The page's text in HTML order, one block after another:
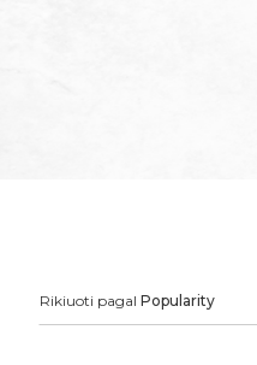
Rikiuoti pagal Popularity